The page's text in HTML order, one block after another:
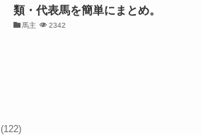
類・代表馬を簡単にまとめ。
馬主 2342
(122)